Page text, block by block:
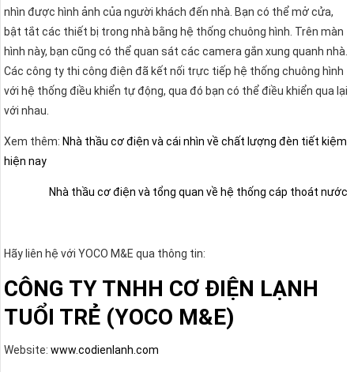
nhìn được hình ảnh của người khách đến nhà. Bạn có thể mở cửa,
bật tắt các thiết bị trong nhà bằng hệ thống chuông hình. Trên màn
hình này, bạn cũng có thể quan sát các camera gắn xung quanh nhà.
Các công ty thi công điện đã kết nối trực tiếp hệ thống chuông hình
với hệ thống điều khiển tự động, qua đó bạn có thể điều khiển qua lại
với nhau.
Xem thêm: Nhà thầu cơ điện và cái nhìn về chất lượng đèn tiết kiệm
hiện nay
Nhà thầu cơ điện và tổng quan về hệ thống cáp thoát nước
Hãy liên hệ với YOCO M&E qua thông tin:
CÔNG TY TNHH CƠ ĐIỆN LẠNH
TUỔI TRẺ (YOCO M&E)
Website: www.codienlanh.com